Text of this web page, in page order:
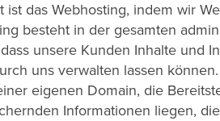
ist das Webhosting, indem wir
besteht in der gesamten
unsere Kunden Inhalte und
uns verwalten lassen
eigenen Domain, die
Informationen liegen,